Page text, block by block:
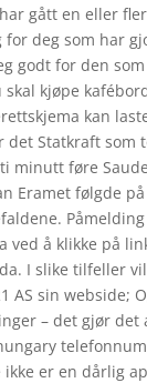
gått en eller
deg som har
godt for den
skal kjøpe
kan
det Statkraft som
minutt føre
Eramet følgde
å klikke på
I slike tilfeller
AS sin webside;
– det gjør
er en dårlig